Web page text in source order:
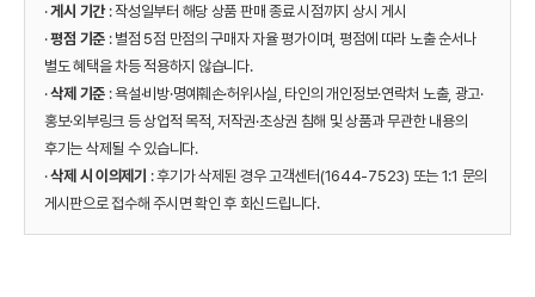
·게시 기간: 작성일부터 해당 상품 판매 종료 시점까지 상시 게시
·평점 기준 : 별점 5점 만점의 구매자 자율 평가이며, 평점에 따라 노출 순서나
별도 혜택을 차등 적용하지 않습니다.
·삭제 기준 : 욕설·비방·명예훼손·허위사실, 타인의 개인정보·연락처 노출, 광고·
홍보·외부링크 등 상업적 목적, 저작권·초상권 침해 및 상품과 무관한 내용의
후기는 삭제될 수 있습니다.
·삭제 시 이의제기 : 후기가 삭제된 경우 고객센터(1644-7523) 또는 1:1 문의
게시판으로 접수해 주시면 확인 후 회신드립니다.